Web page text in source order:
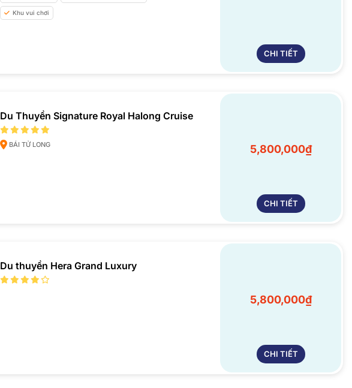
Khu vui chơi
CHI TIẾT
Du Thuyền Signature Royal Halong Cruise
BÁI TỬ LONG 5,800,000₫
CHI TIẾT
Du thuyền Hera Grand Luxury
5,800,000₫
CHI TIẾT